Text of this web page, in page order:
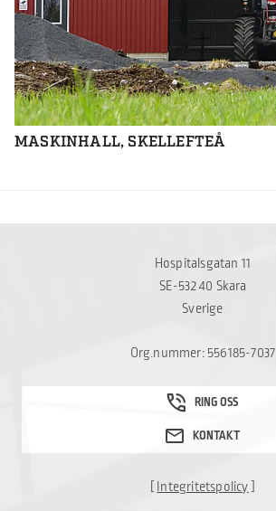
MASKINHALL, SKELLEFTEÅ
Hospitalsgatan 11
SE-532 40 Skara
Sverige
Org.nummer: 556185-7037
[Integritetspolicy]